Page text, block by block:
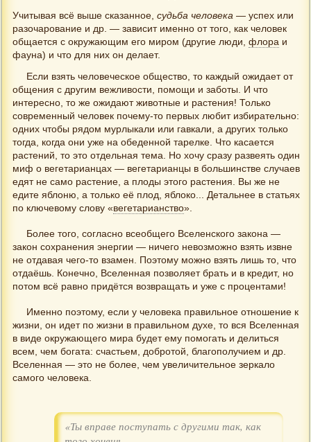
Учитывая всё выше сказанное, судьба человека — успех или
разочарование и др. — зависит именно от того, как человек
общается с окружающим его миром (другие люди, флора и
фауна) и что для них он делает.
Если взять человеческое общество, то каждый ожидает от
общения с другим вежливости, помощи и заботы. И что
интересно, то же ожидают животные и растения! Только
современный человек почему-то первых любит избирательно:
одних чтобы рядом мурлыкали или гавкали, а других только
тогда, когда они уже на обеденной тарелке. Что касается
растений, то это отдельная тема. Но хочу сразу развеять один
миф о вегетарианцах — вегетарианцы в большинстве случаев
едят не само растение, а плоды этого растения. Вы же не
едите яблоню, а только её плод, яблоко... Детальнее в статьях
по ключевому слову «вегетарианство».
Более того, согласно всеобщего Вселенского закона —
закон сохранения энергии — ничего невозможно взять извне
не отдавая чего-то взамен. Поэтому можно взять лишь то, что
отдаёшь. Конечно, Вселенная позволяет брать и в кредит, но
потом всё равно придётся возвращать и уже с процентами!
Именно поэтому, если у человека правильное отношение к
жизни, он идет по жизни в правильном духе, то вся Вселенная
в виде окружающего мира будет ему помогать и делиться
всем, чем богата: счастьем, добротой, благополучием и др.
Вселенная — это не более, чем увеличительное зеркало
самого человека.
«Ты вправе поступать с другими так, как